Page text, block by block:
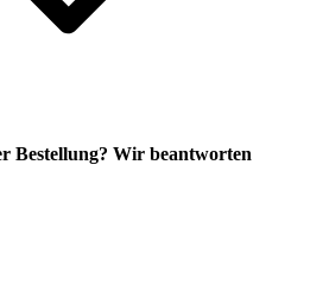
Bestellung? Wir beantworten